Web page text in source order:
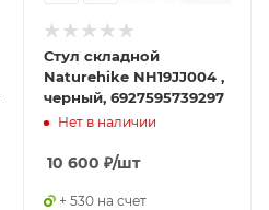
Стул складной
Naturehike NH19JJ004 ,
черный, 6927595739297
Нет в наличии
10 600 ₽/шт
+ 530 на счет